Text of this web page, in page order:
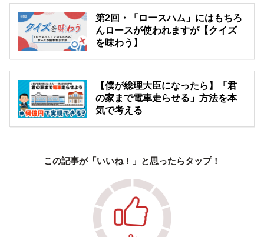
第2回・「ロースハム」にはもちろ
んロースが使われますが【クイズ
を味わう】
【僕が総理大臣になったら】「君
の家まで電車走らせる」方法を本
気で考える
この記事が「いいね！」と思ったらタップ！